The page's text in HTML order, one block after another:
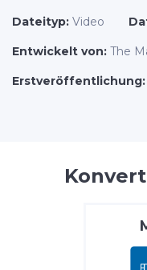
Dateityp: Video
Entwickelt von: The
Erstveröffentlichung: